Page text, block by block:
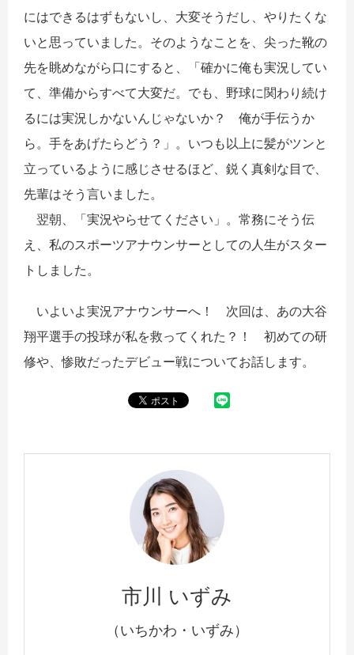
にはできるはずもないし、大変そうだし、やりたくな
いと思っていました。そのようなことを、尖った靴の
先を眺めながら口にすると、「確かに俺も実況してい
て、準備からすべて大変だ。でも、野球に関わり続け
るには実況しかないんじゃないか？ 俺が手伝うか
ら。手をあげたらどう？」。いつも以上に髪がツンと
立っているように感じさせるほど、鋭く真剣な目で、
先輩はそう言いました。
翌朝、「実況やらせてください」。常務にそう伝
え、私のスポーツアナウンサーとしての人生がスター
トしました。
いよいよ実況アナウンサーへ！ 次回は、あの大谷
翔平選手の投球が私を救ってくれた？！ 初めての研
修や、惨敗だったデビュー戦についてお話します。
市川 いずみ
（いちかわ・いずみ）